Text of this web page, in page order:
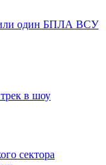
один БПЛА ВСУ
в шоу
сектора